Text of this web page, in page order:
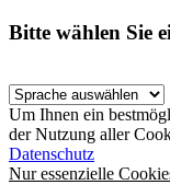
Bitte wählen Sie
Um Ihnen ein
der Nutzung aller
Datenschutz
Nur essenzielle